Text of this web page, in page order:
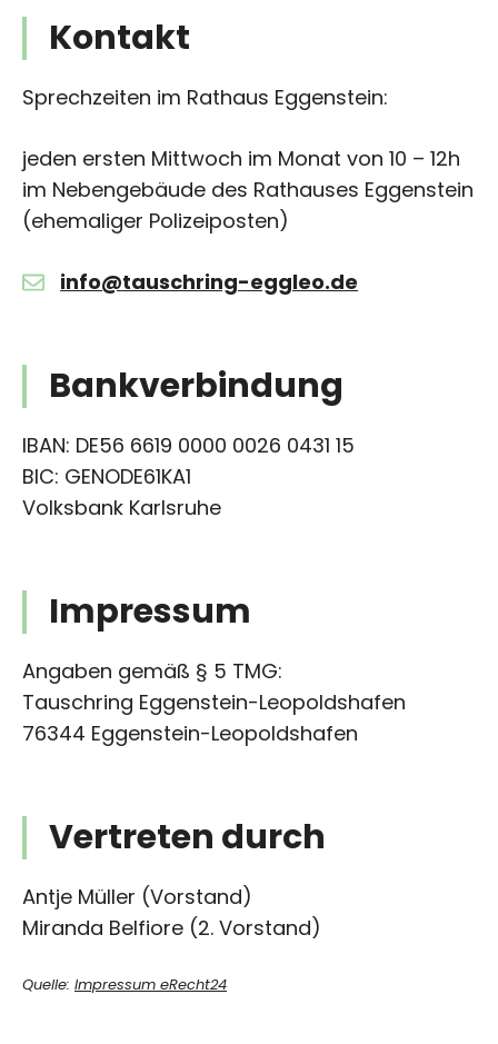
Kontakt
Sprechzeiten im Rathaus Eggenstein:
jeden ersten Mittwoch im Monat von 10 – 12h
im Nebengebäude des Rathauses Eggenstein
(ehemaliger Polizeiposten)
info@tauschring-eggleo.de
Bankverbindung
IBAN: DE56 6619 0000 0026 0431 15
BIC: GENODE61KA1
Volksbank Karlsruhe
Impressum
Angaben gemäß § 5 TMG:
Tauschring Eggenstein-Leopoldshafen
76344 Eggenstein-Leopoldshafen
Vertreten durch
Antje Müller (Vorstand)
Miranda Belfiore (2. Vorstand)
Quelle: Impressum eRecht24